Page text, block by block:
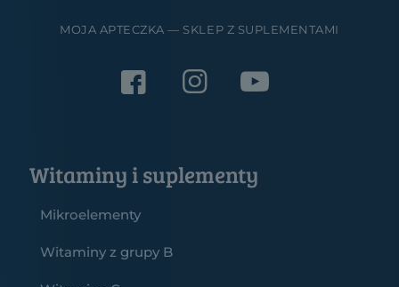
MOJA APTECZKA — SKLEP Z SUPLEMENTAMI
Witaminy i suplementy
Mikroelementy
Witaminy z grupy B